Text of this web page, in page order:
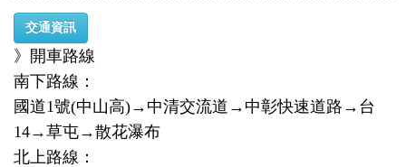
交通資訊
》開車路線
南下路線：
國道1號(中山高)→中清交流道→中彰快速道路→台
14→草屯→散花瀑布
北上路線：